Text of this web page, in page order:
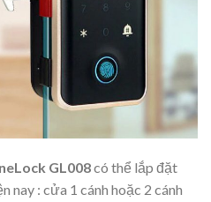
GL008có thể lắp đặt
nay : cửa 1 cánh hoặc 2 cánh